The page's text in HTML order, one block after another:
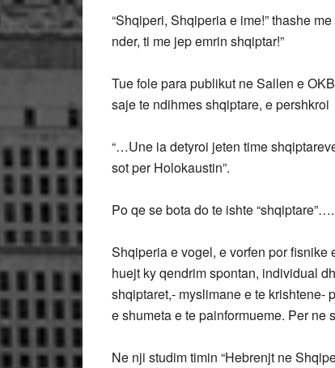
“Shqiperi, Shqiperia e ime!” thashe
nder, ti me jep emrin shqiptar!”
Tue fole para publikut ne Sallen e
saje te ndihmes shqiptare, e
“…Une ia detyroi jeten time
sot per Holokaustin”.
Po qe se bota do te ishte
Shqiperia e vogel, e vorfen por fisnike
huejt ky qendrim spontan, individual
shqiptaret,- myslimane e te krishtene-
e shumeta e te painformueme. Per ne
Ne nji studim timin “Hebrenjt ne